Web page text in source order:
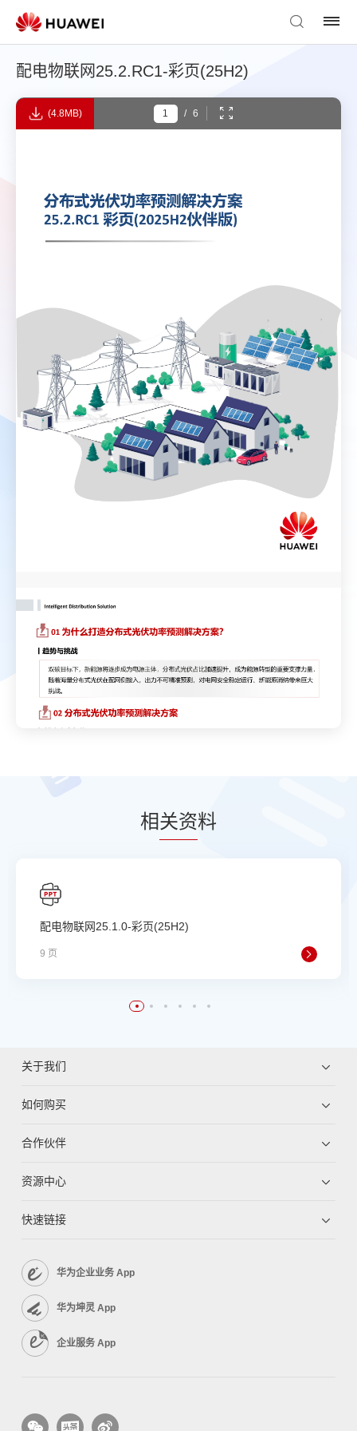
配电物联网25.2.RC1-彩页(25H2)
(4.8MB) / 6
相关资料
配电物联网25.1.0-彩页(25H2)
9 页
关于我们
如何购买
合作伙伴
资源中心
快速链接
华为企业业务 App
华为坤灵 App
企业服务 App